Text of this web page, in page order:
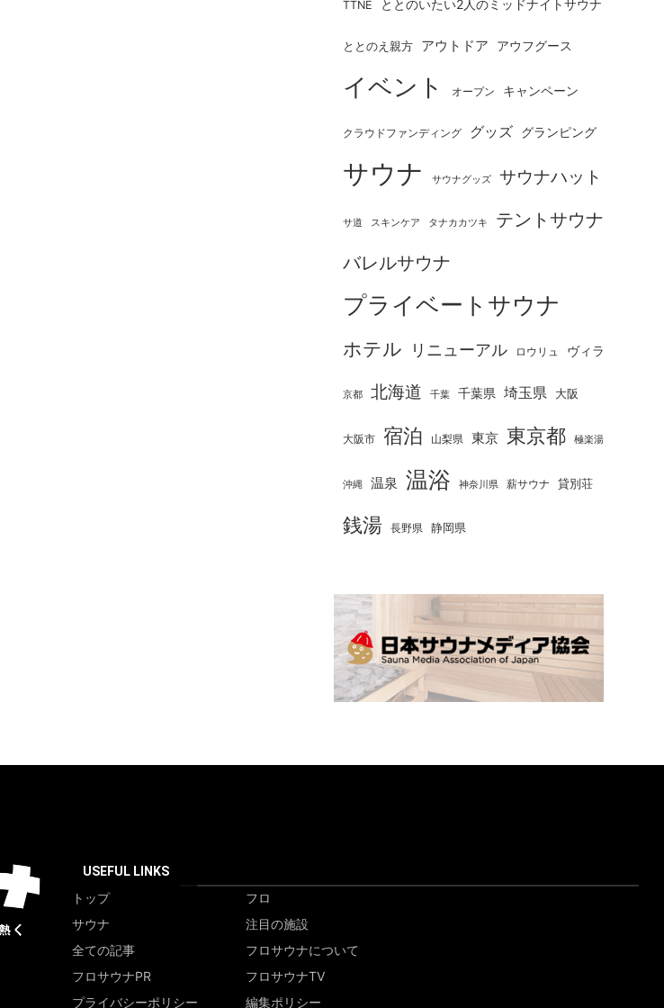
TTNE ととのいたい2人のミッドナイトサウナ
ととのえ親方 アウトドア アウフグース
イベント オープン キャンペーン
クラウドファンディング グッズ グランピング
サウナ サウナグッズ サウナハット
サ道 スキンケア タナカカツキ
テントサウナ
バレルサウナ
プライベートサウナ
ホテル リニューアル ロウリュ ヴィラ
京都 北海道 千葉 千葉県 埼玉県 大阪
大阪市 宿泊 山梨県 東京 東京都 極楽湯
沖縄 温泉 温浴 神奈川県 薪サウナ 貸別荘
銭湯 長野県 静岡県
USEFUL LINKS
トップ
フロ
サウナ
注目の施設
全ての記事
フロサウナについて
フロサウナPR
フロサウナTV
プライバシーポリシー
編集ポリシー